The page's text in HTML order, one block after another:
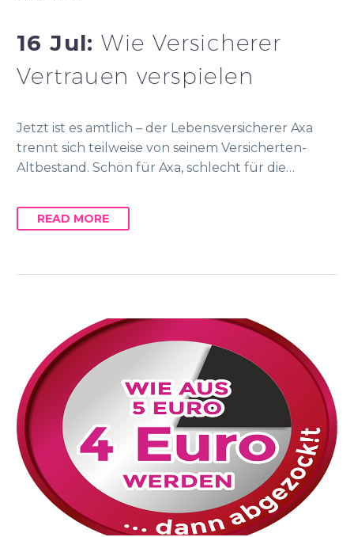
16 Jul:Wie Versicherer
Vertrauen verspielen
Jetzt ist es amtlich – der Lebensversicherer Axa
trennt sich teilweise von seinem Versicherten-
Altbestand. Schön für Axa, schlecht für die…
READ MORE